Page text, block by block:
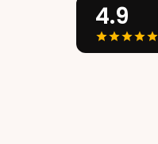
4.9